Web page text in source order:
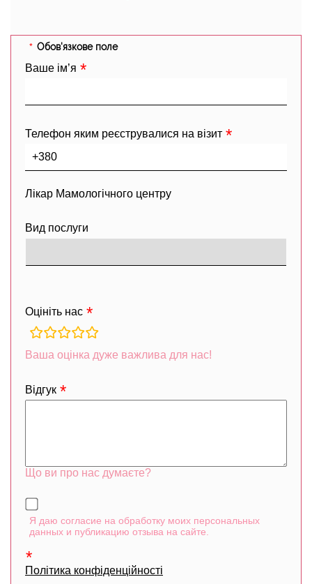
Обов'язкове поле
Ваше ім’я
Телефон яким реєструвалися на візит
Лікар Мамологічного центру
Вид послуги
Оцініть нас
rating
fields
Ваша оцінка дуже важлива для нас!
Відгук
Що ви про нас думаєте?
Я даю согласие на обработку моих персональных
данных и публикацию отзыва на сайте.
Політика конфіденційності